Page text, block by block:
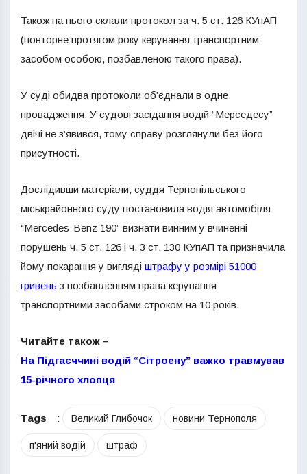
Також на нього склали протокол за ч. 5 ст. 126 КУпАП
(повторне протягом року керування транспортним
засобом особою, позбавленою такого права).
У суді обидва протоколи об’єднали в одне
провадження. У судові засідання водій “Мерседесу”
двічі не з’явився, тому справу розглянули без його
присутності.
Дослідивши матеріали, суддя Тернопільського
міськрайонного суду постановила водія автомобіля
“Mercedes-Benz 190” визнати винним у вчиненні
порушень ч. 5 ст. 126 і ч. 3 ст. 130 КУпАП та призначила
йому покарання у вигляді штрафу у розмірі 51000
гривень з позбавленням права керування
транспортними засобами строком на 10 років.
Читайте також –
На Підгаєччині водій “Сітроену” важко травмував
15-річного хлопця
Tags : Великий Глибочок новини Тернополя
п'яний водій штраф